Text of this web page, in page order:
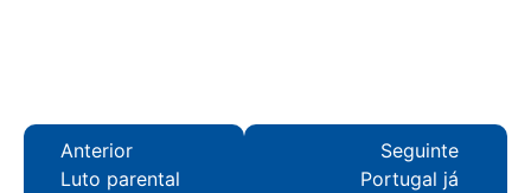
Anterior
Luto parental
Seguinte
Portugal já